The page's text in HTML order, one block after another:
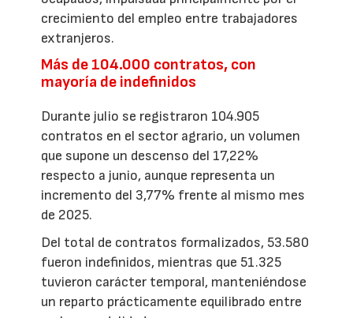
crecimiento del empleo entre trabajadores
extranjeros.
Más de 104.000 contratos, con
mayoría de indefinidos
Durante julio se registraron 104.905
contratos en el sector agrario, un volumen
que supone un descenso del 17,22%
respecto a junio, aunque representa un
incremento del 3,77% frente al mismo mes
de 2025.
Del total de contratos formalizados, 53.580
fueron indefinidos, mientras que 51.325
tuvieron carácter temporal, manteniéndose
un reparto prácticamente equilibrado entre